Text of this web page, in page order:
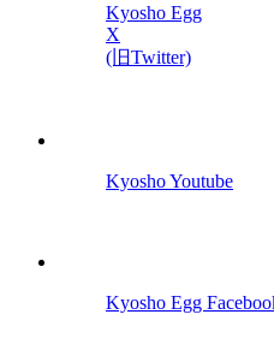
Kyosho Egg
X
(旧Twitter)
Kyosho Youtube
Kyosho Egg